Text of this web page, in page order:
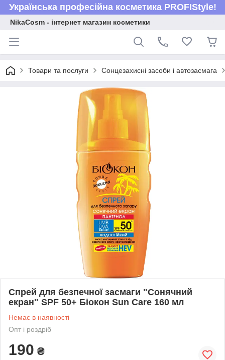
Українська професійна косметика PROFIStyle!
NikaCosm - інтернет магазин косметики
Товари та послуги Сонцезахисні засоби і автозасмага
Спрей для безпечної засмаги "Сонячний
екран" SPF 50+ Біокон Sun Care 160 мл
Немає в наявності
Опт і роздріб
190 ₴